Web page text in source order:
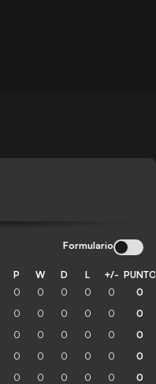
Formulario
P W D L +/-
0 0 0 0 0 0
0 0 0 0 0 0
0 0 0 0 0 0
0 0 0 0 0 0
0 0 0 0 0 0